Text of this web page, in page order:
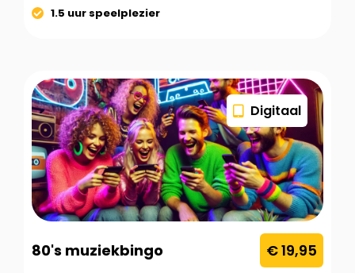
1.5 uur speelplezier
Digitaal
80's muziekbingo € 19,95